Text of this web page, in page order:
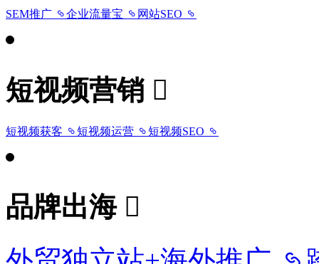
SEM推广 企业流量宝 网站SEO
短视频营销
短视频获客 短视频运营 短视频SEO
品牌出海